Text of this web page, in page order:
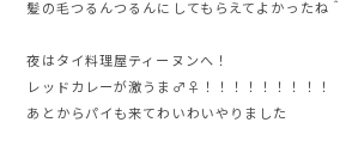
髪の毛つるんつるんにしてもらえてよかったね＾
夜はタイ料理屋ティーヌンへ！
レッドカレーが激うま♂♀！！！！！！！！！
あとからパイも来てわいわいやりました